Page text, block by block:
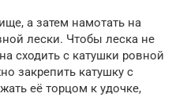
а затем намотать на
лески. Чтобы леска не
сходить с катушки ровной
закрепить катушку с
её торцом к удочке,